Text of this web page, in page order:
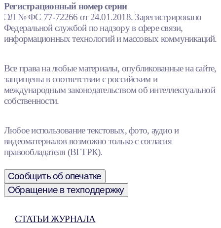
Регистрационный номер серии
ЭЛ № ФС 77-72266 от 24.01.2018. Зарегистрировано
Федеральной службой по надзору в сфере связи,
информационных технологий и массовых коммуникаций.
Все права на любые материалы, опубликованные на сайте,
защищены в соответствии с российским и
международным законодательством об интеллектуальной
собственности.
Любое использование текстовых, фото, аудио и
видеоматериалов возможно только с согласия
правообладателя (ВГТРК).
Сообщить об опечатке
Обращение в техподдержку
СТАТЬИ ЖУРНАЛА